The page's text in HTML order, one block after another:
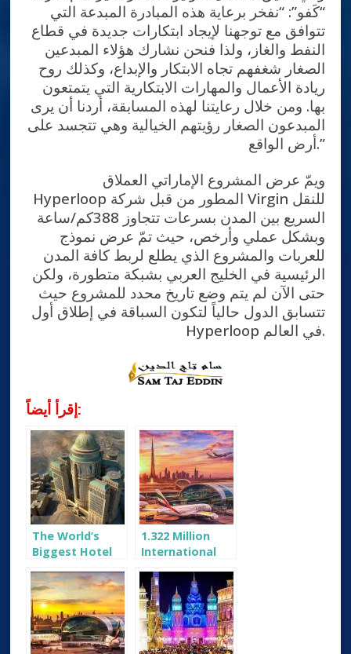
“كَفو”: “نفخر برعاية هذه المبادرة المبدعة التي
تتوافق مع توجهنا لإيجاد ابتكارات جديدة في قطاع
النفط والغاز، ولذا فنحن نشارك هؤلاء المبدعين
الصغار شغفهم تجاه الابتكار والإبداع، وكذلك روح
ريادة الأعمال والمهارات الابتكارية التي يتمتعون
بها. ومن خلال رعايتنا لهذه المسابقة، أردنا أن يرى
المبدعون الصغار رؤيتهم الخيالية وهي تتجسد على
أرض الواقع.”
ويمّ عرض المشروع الإماراتي العملاق
Hyperloop المطور من قبل شركة Virgin للنقل
السريع بين المدن بسرعات تتجاوز 388كم/ساعة
وبشكل عملي وأرخص، حيث تمّ عرض نموذج
للعربات والمشروع الذي يطلع لربط كافة المدن
الرئيسية في الخليج العربي بشبكة متطورة، ولكن
حتى الآن لم يتم وضع تاريخ محدد للمشروع حيث
تتسابق الدول حالياً لتكون السباقة في إطلاق أول
Hyperloop في العالم.
إقرأ أيضاً:
The World’s
Biggest Hotel
Rooms & 70
Restaurants
Abraj Kudai
Hotel, Mecca,
KSA
1.322 Million
International